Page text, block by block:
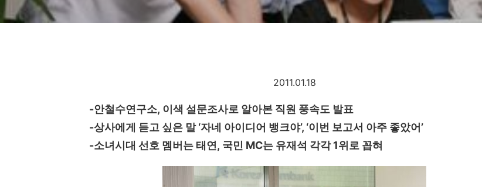
2011.01.18
-안철수연구소, 이색 설문조사로 알아본 직원 풍속도 발표
-상사에게 듣고 싶은 말 ‘자네 아이디어 뱅크야’, ‘이번 보고서 아주 좋았어’
-소녀시대 선호 멤버는 태연 , 국민 MC는 유재석 각각 1위로 꼽혀